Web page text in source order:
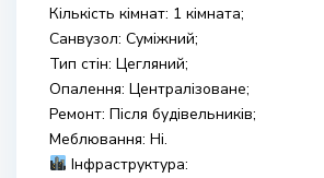
Кількість кімнат: 1 кімната;
Санвузол: Суміжний;
Тип стін: Цегляний;
Опалення: Централізоване;
Ремонт: Після будівельників;
Меблювання: Ні.
Інфраструктура: